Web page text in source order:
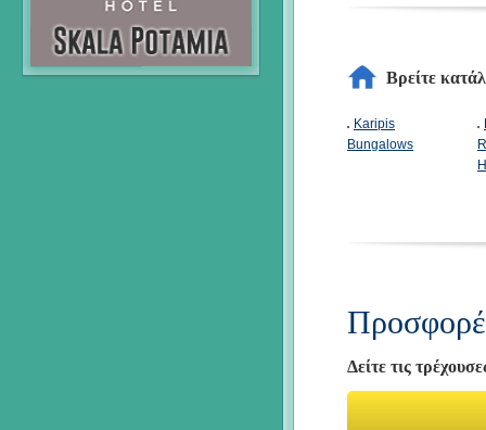
Βρείτε
Karipis
Bungalows
Δείτε τις